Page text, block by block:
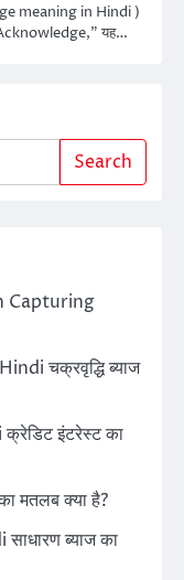
meaning in Hindi )
यह…
Search
Capturing
चक्रवृद्धि ब्याज
इंटरेस्ट का
मतलब क्या है?
ब्याज का